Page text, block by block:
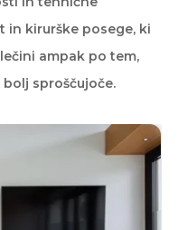
in kirurške posege, ki
ampak po tem,
sproščujoče.